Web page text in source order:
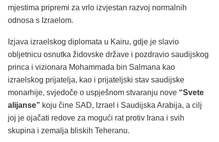
mjestima pripremi za vrlo izvjestan razvoj normalnih
odnosa s Izraelom.
Izjava izraelskog diplomata u Kairu, gdje je slavio
obljetnicu osnutka židovske države i pozdravio saudijskog
princa i vizionara Mohammada bin Salmana kao
izraelskog prijatelja, kao i prijateljski stav saudijske
monarhije, svjedoče o uspješnom stvaranju nove “Svete
alijanse” koju čine SAD, Izrael i Saudijska Arabija, a cilj
joj je ojačati redove za mogući rat protiv Irana i svih
skupina i zemalja bliskih Teheranu.